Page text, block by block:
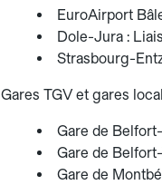
EuroAirport
Dole-Jura :
Strasbourg-
Gares TGV et gares
Gare de
Gare de
Gare de